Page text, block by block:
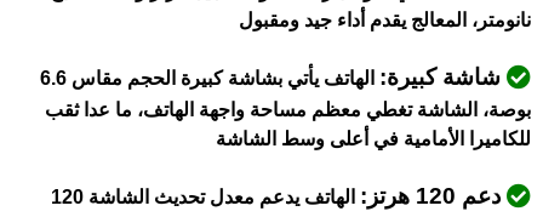
نانومتر، المعالج يقدم أداء جيد ومقبول
شاشة كبيرة:
الهاتف يأتي بشاشة كبيرة الحجم مقاس 6.6
بوصة، الشاشة تغطي معظم مساحة واجهة الهاتف، ما عدا ثقب
للكاميرا الأمامية في أعلى وسط الشاشة
دعم 120 هرتز:
الهاتف يدعم معدل تحديث الشاشة 120